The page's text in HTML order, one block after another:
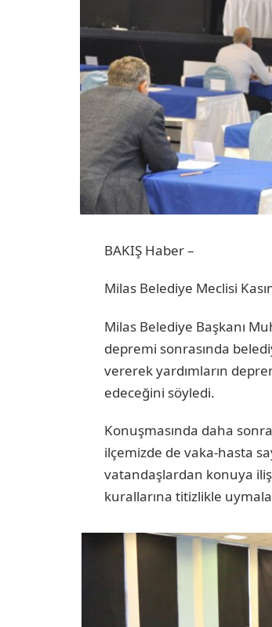
BAKIŞ Haber –
Milas Belediye Meclisi
Milas Belediye Başkanı
depremi sonrasında
vererek yardımların
edeceğini söyledi.
Konuşmasında daha
ilçemizde de vaka-hasta
vatandaşlardan konuya
kurallarına titizlikle